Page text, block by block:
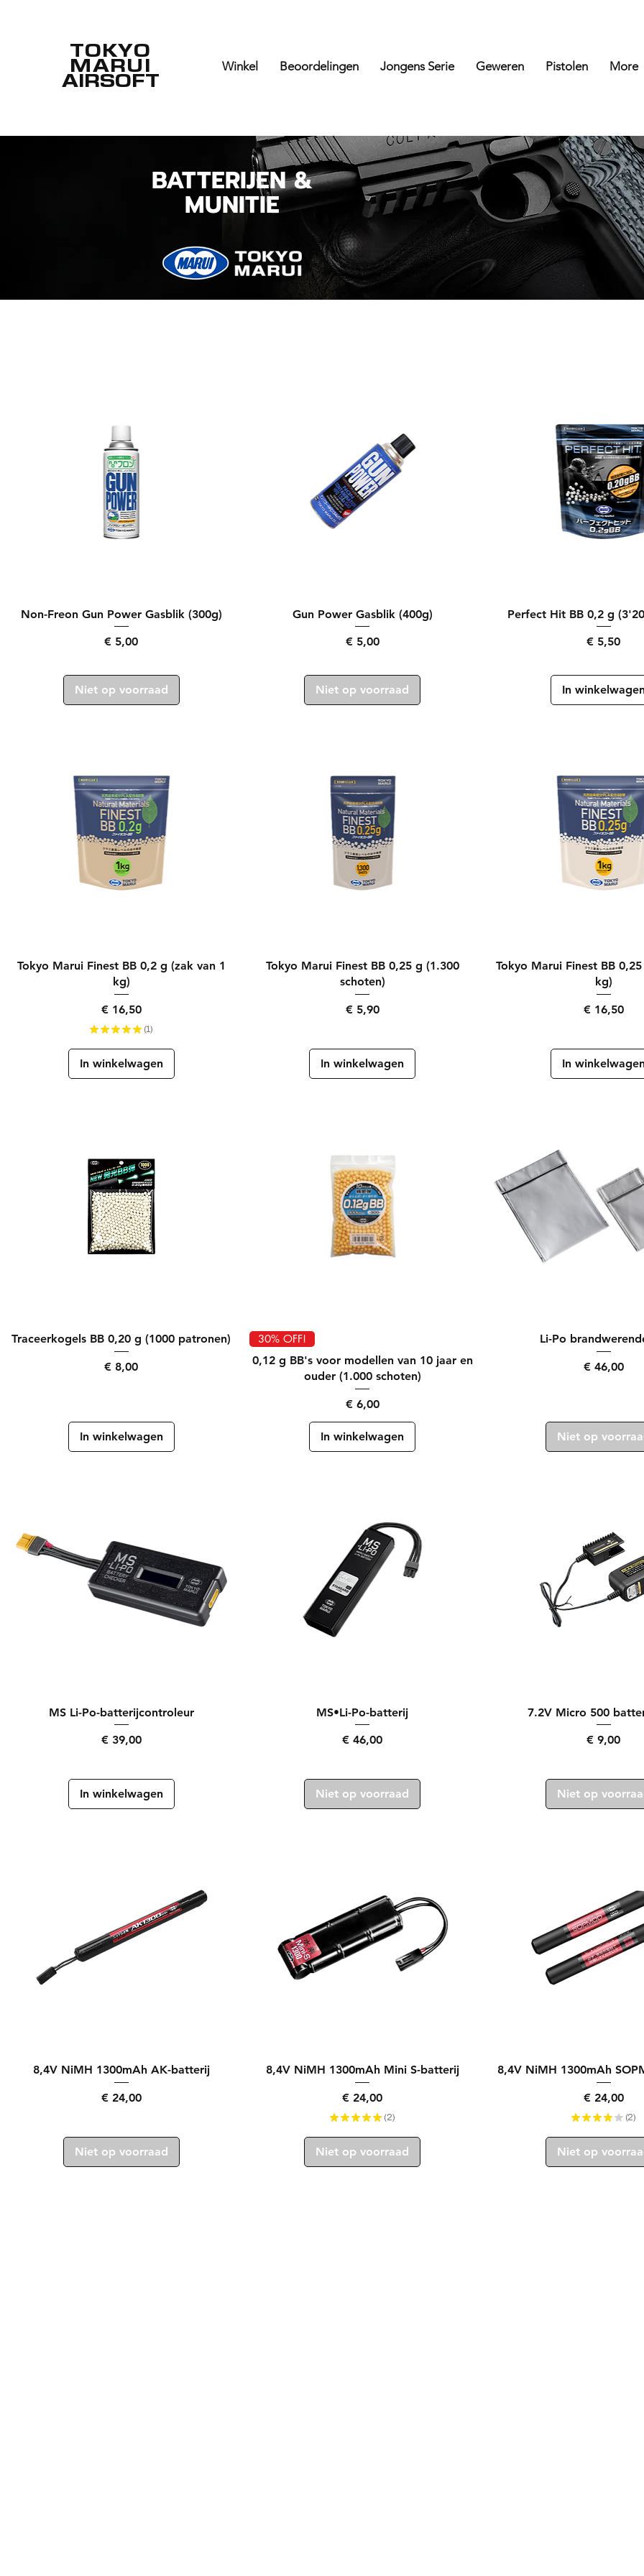
TOKYO
MARUI
AIRSOFT
Winkel Beoordelingen Jongens Serie Geweren Pistolen More
BATTERIJEN &
MUNITIE
Snel overzicht
Non-Freon Gun Power Gasblik (300g)
Prijs
€ 5,00
Niet op voorraad
Snel overzicht
Gun Power Gasblik (400g)
Prijs
€ 5,00
Niet op voorraad
Snel overzicht
Perfect Hit BB 0,2 g
Prijs
€ 5,50
In winkelwagen
Snel overzicht
Tokyo Marui Finest BB 0,2 g (zak van 1
kg)
Prijs
€ 16,50
★ ★ ★ ★ ★ 1
1
In winkelwagen
Snel overzicht
Tokyo Marui Finest BB 0,25 g (1.300
schoten)
Prijs
€ 5,90
In winkelwagen
Snel overzicht
Tokyo Marui Finest BB
kg)
Prijs
€ 16,50
In winkelwagen
Snel overzicht
Traceerkogels BB 0,20 g (1000 patronen)
Prijs
€ 8,00
In winkelwagen
30% OFF!
0,12 g BB's voor modellen van 10 jaar en
ouder (1.000 schoten)
Prijs
€ 6,00
In winkelwagen
Snel overzicht
Li-Po
Prijs
€ 46,00
Niet op
Snel overzicht
MS Li-Po-batterijcontroleur
Prijs
€ 39,00
In winkelwagen
Snel overzicht
MS•Li-Po-batterij
Prijs
€ 46,00
Niet op voorraad
Snel overzicht
7.2V Micro 500
Prijs
€ 9,00
Niet op
Snel overzicht
8,4V NiMH 1300mAh AK-batterij
Prijs
€ 24,00
Niet op voorraad
Snel overzicht
8,4V NiMH 1300mAh Mini S-batterij
Prijs
€ 24,00
★ ★ ★ ★ ★ 2
2
Niet op voorraad
Snel overzicht
8,4V NiMH 1300mAh
Prijs
€ 24,00
★ ★ ★ ★ ★ 2
2
Niet op